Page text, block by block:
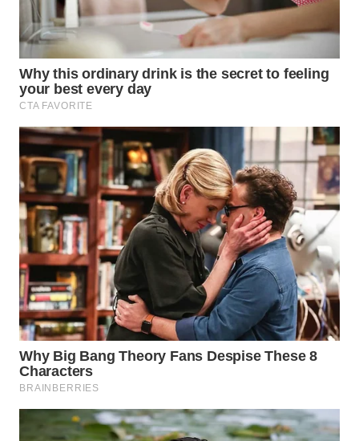
WN
LANGKAT
WN
TAPANULI
WN
TANJUNG
LESUNG
WN
KARO
WN
SIMALUNGUN
WN
LABUHANBATU
WN
TAPANULI